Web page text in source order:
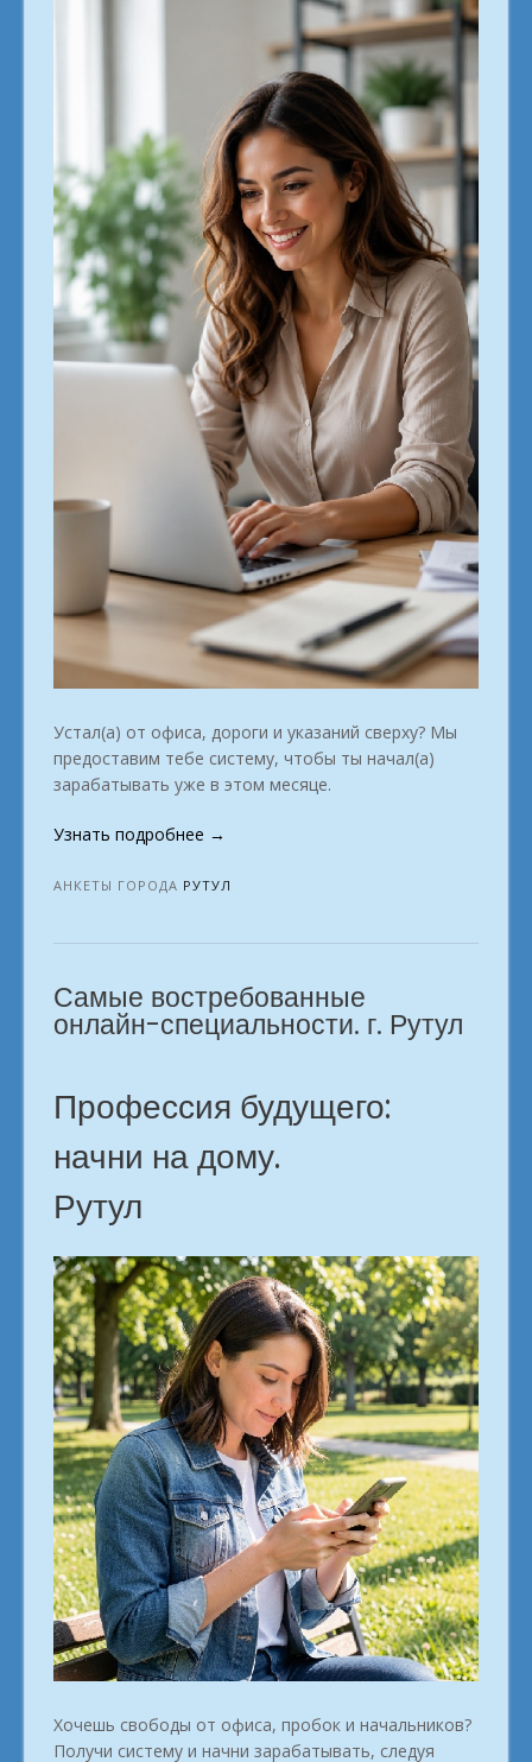
Устал(а) от офиса, дороги и указаний сверху? Мы
предоставим тебе систему, чтобы ты начал(а)
зарабатывать уже в этом месяце.
Узнать подробнее «Честная
работа
заработок
душе
в
городе
→
АНКЕТЫ ГОРОДА РУТУЛ
Самые востребованные
онлайн-специальности. г. Рутул
Профессия будущего:
начни на дому.
Рутул
Хочешь свободы от офиса, пробок и начальников?
Получи систему и начни зарабатывать, следуя